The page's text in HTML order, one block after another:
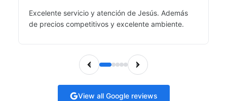
Excelente servicio y atención de Jesús. Además
de precios competitivos y excelente ambiente.
View all Google reviews